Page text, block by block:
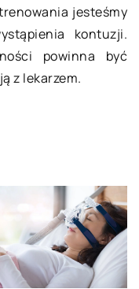
jesteśmy
kontuzji.
powinna być
z lekarzem.